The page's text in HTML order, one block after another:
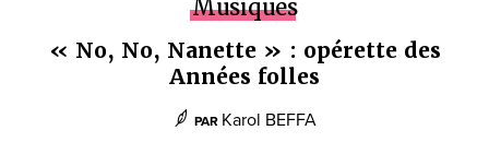
Musiques
« No, No, Nanette » : opérette des
Années folles
PAR Karol BEFFA